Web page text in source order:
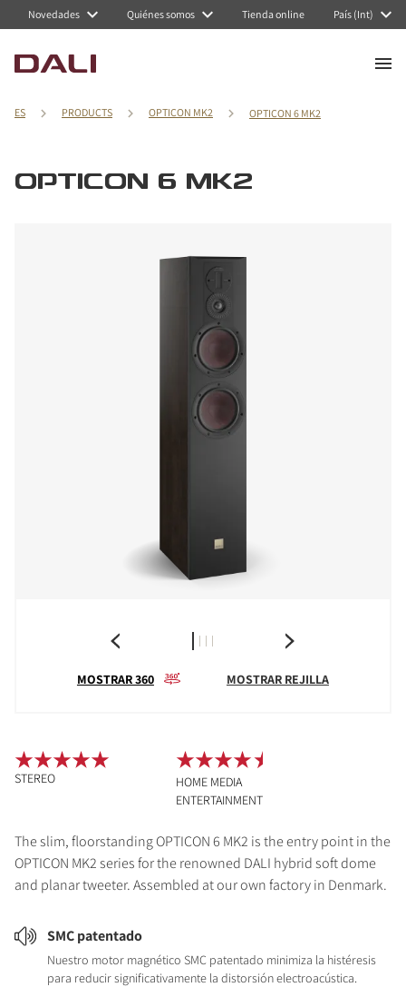
Novedades Quiénes somos Tienda online País (Int)
ES PRODUCTS OPTICON MK2 OPTICON 6 MK2
OPTICON 6 MK2
MOSTRAR 360 MOSTRAR REJILLA
The slim, floorstanding OPTICON 6 MK2 is the entry point in the
OPTICON MK2 series for the renowned DALI hybrid soft dome
and planar tweeter. Assembled at our own factory in Denmark.
SMC patentado
Nuestro motor magnético SMC patentado minimiza la histéresis
para reducir significativamente la distorsión electroacústica.
STEREO
HOME MEDIA
ENTERTAINMENT